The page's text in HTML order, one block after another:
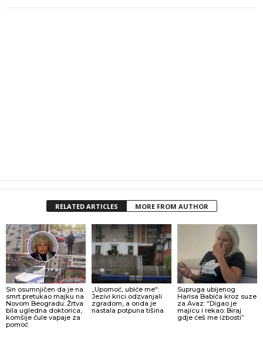
RELATED ARTICLES MORE FROM AUTHOR
Sin osumnjičen da je na
smrt pretukao majku na
Novom Beogradu: Žrtva
bila ugledna doktorica,
komšije čule vapaje za
pomoć
„Upomoć, ubiće me“:
Jezivi krici odzvanjali
zgradom, a onda je
nastala potpuna tišina
Supruga ubijenog
Harisa Babića kroz suze
za Avaz: “Digao je
majicu i rekao: Biraj
gdje ćeš me izbosti”